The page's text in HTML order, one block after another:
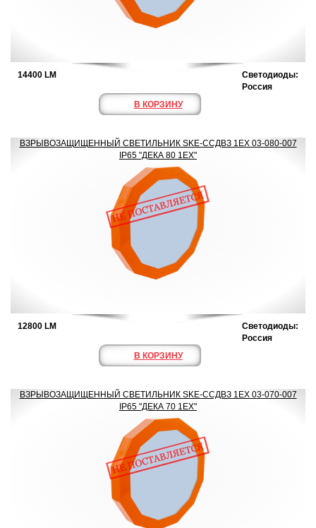
14400 LM
Светодиоды:
Россия
В КОРЗИНУ
ВЗРЫВОЗАЩИЩЕННЫЙ СВЕТИЛЬНИК SKE-ССДВЗ 1ЕХ 03-080-007
IP65 "ДЕКА 80 1ЕХ"
12800 LM
Светодиоды:
Россия
В КОРЗИНУ
ВЗРЫВОЗАЩИЩЕННЫЙ СВЕТИЛЬНИК SKE-ССДВЗ 1ЕХ 03-070-007
IP65 "ДЕКА 70 1ЕХ"